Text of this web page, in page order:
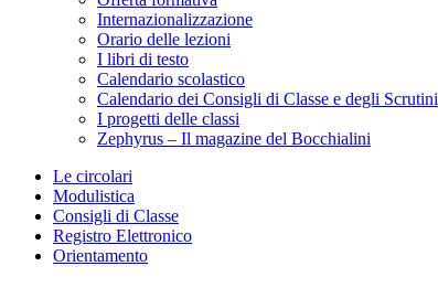
Internazionalizzazione
Orario delle lezioni
I libri di testo
Calendario scolastico
Calendario dei Consigli di Classe e degli Scrutini
I progetti delle classi
Zephyrus – Il magazine del Bocchialini
Le circolari
Modulistica
Consigli di Classe
Registro Elettronico
Orientamento